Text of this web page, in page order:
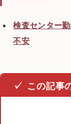
検査センター
不安
この記事